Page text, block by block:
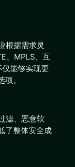
根据需求灵
、MPLS、互
能够实现更
。
滤、恶意软
了整体安全成